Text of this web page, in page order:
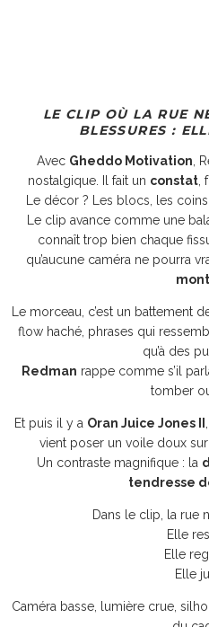
LE CLIP OÙ LA RUE
BLESSURES :
Avec Gheddo Motivation ,
nostalgique. Il fait un constat
Le décor ? Les blocs, les
Le clip avance comme une
connaît trop bien chaque
qu’aucune caméra ne pourra
Le morceau, c’est un battement
flow haché, phrases qui
qu’à des
Redman rappe comme s’il
tomber
Et puis il y a Oran Juice Jones II
vient poser un voile doux sur
Un contraste magnifique : la
tendresse
Dans le clip, la rue
Elle
Elle
Elle
Caméra basse, lumière crue,